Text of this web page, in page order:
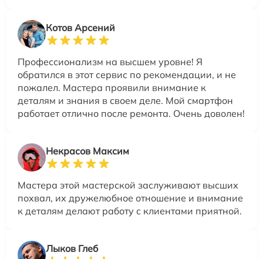
Котов Арсений
Профессионализм на высшем уровне! Я
обратился в этот сервис по рекомендации, и не
пожалел. Мастера проявили внимание к
деталям и знания в своем деле. Мой смартфон
работает отлично после ремонта. Очень доволен!
Некрасов Максим
Мастера этой мастерской заслуживают высших
похвал, их дружелюбное отношение и внимание
к деталям делают работу с клиентами приятной.
Лыков Глеб